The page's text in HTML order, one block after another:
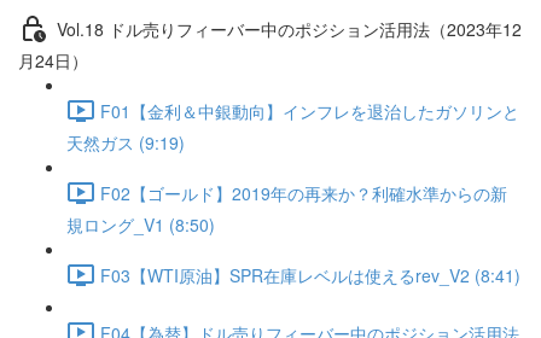
Vol.18 ドル売りフィーバー中のポジション活用法（2023年12
月24日）
F01【金利＆中銀動向】インフレを退治したガソリンと
天然ガス (9:19)
F02【ゴールド】2019年の再来か？利確水準からの新
規ロング_V1 (8:50)
F03【WTI原油】SPR在庫レベルは使えるrev_V2 (8:41)
F04【為替】ドル売りフィーバー中のポジション活用法